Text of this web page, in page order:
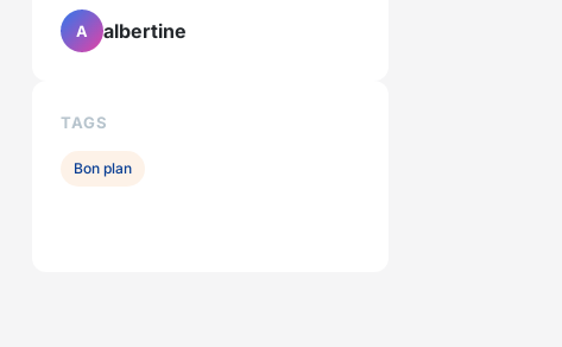
A albertine
TAGS
Bon plan